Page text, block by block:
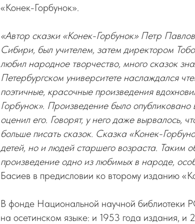
«Конек-Горбунок».
«Автор сказки «Конек-Горбунок» Петр
Сибири, был учителем, затем директором
любил народное творчество, много сказок
Петербургском университете наслаждался
поэтичные, красочные произведения
Горбунок». Произведение было
оценил его. Говорят, у него даже вырвалось,
больше писать сказок. Сказка «Конек-
детей, но и людей старшего возраста. Таким
произведение одно из любимых в народе,
Басиев в предисловии ко второму изданию
В фонде Национальной научной
на осетинском языке: и 1953 года издания, и